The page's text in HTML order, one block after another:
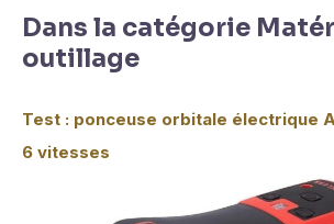
Dans la catégorie
outillage
Test : ponceuse orbitale électrique
6 vitesses